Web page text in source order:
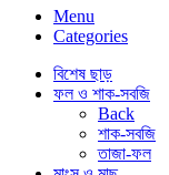
Menu
Categories
বিশেষ ছাড়
ফল ও শাক-সবজি
Back
শাক-সবজি
তাজা-ফল